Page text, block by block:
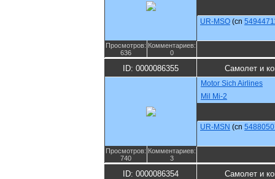
UR-MSO (cn
Просмотров:
636
Комментариев:
0
ID: 0000086355 Самолет и
Motor Sich Airlines
Mil Mi-2
UR-MSN (cn
Просмотров:
740
Комментариев:
3
ID: 0000086354 Самолет и